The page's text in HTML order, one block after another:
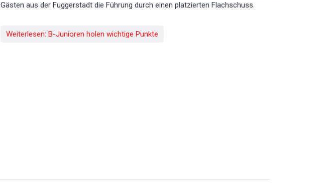
Gästen aus der Fuggerstadt die Führung durch einen platzierten Flachschuss.
Weiterlesen: B-Junioren holen wichtige Punkte